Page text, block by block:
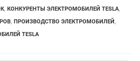
, КОНКУРЕНТЫ ЭЛЕКТРОМОБИЛЕЙ TESLA,
, ПРОИЗВОДСТВО ЭЛЕКТРОМОБИЛЕЙ,
TESLA